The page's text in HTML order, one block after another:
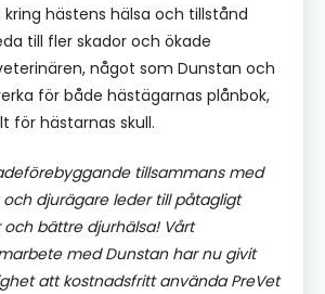
hästens hälsa och tillstånd
till fler skador och ökade
något som Dunstan och
för både hästägarnas plånbok,
för hästarnas skull.
tillsammans med
djurägare leder till påtagligt
bättre djurhälsa! Vårt
med Dunstan har nu givit
att kostnadsfritt använda PreVet